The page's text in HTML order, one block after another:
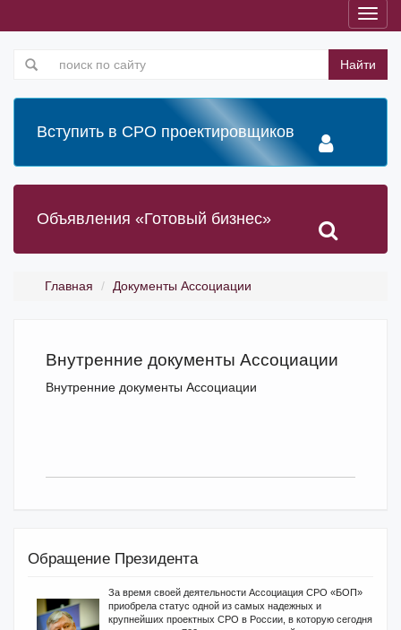
Найти
Вступить в СРО проектировщиков
Объявления «Готовый бизнес»
Главная Документы Ассоциации
Внутренние документы Ассоциации
Внутренние документы Ассоциации
Обращение Президента
За время своей деятельности Ассоциация СРО «БОП»
приобрела статус одной из самых надежных и
крупнейших проектных СРО в России, в которую сегодня